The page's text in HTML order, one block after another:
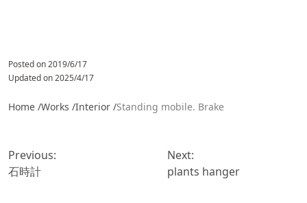
Posted on2019/6/17
Updated on2025/4/17
Home /Works /Interior /Standing mobile. Brake
稿
ナ
Previous:
石時計
Next:
plants hanger